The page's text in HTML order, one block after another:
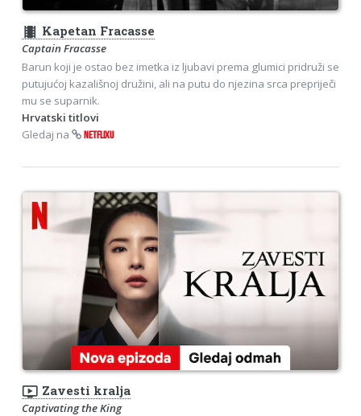
theaters Kapetan Fracasse
Captain Fracasse
Barun koji je ostao bez imetka iz ljubavi prema glumici pridruži se
putujućoj kazališnoj družini, ali na putu do njezina srca prepriječi
mu se suparnik.
Hrvatski titlovi
Gledaj na
NETFLIXU
ondemand_video Zavesti kralja
Captivating the King